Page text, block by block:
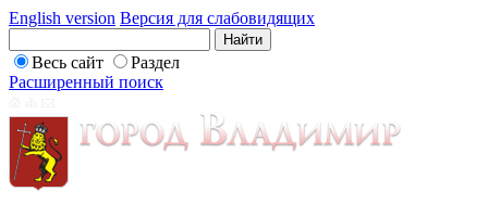
English version Версия для слабовидящих
Весь сайт
Раздел
Расширенный поиск